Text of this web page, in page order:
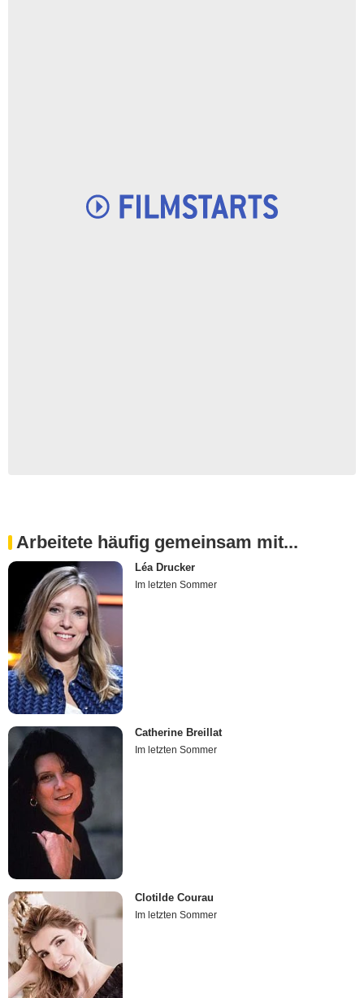
Arbeitete häufig gemeinsam mit...
Léa Drucker
Im letzten Sommer
Catherine Breillat
Im letzten Sommer
Clotilde Courau
Im letzten Sommer